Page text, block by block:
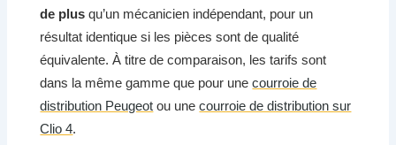
de plus qu’un mécanicien indépendant, pour un
résultat identique si les pièces sont de qualité
équivalente. À titre de comparaison, les tarifs sont
dans la même gamme que pour unecourroie de
distribution Peugeot ou unecourroie de distribution sur
Clio 4.